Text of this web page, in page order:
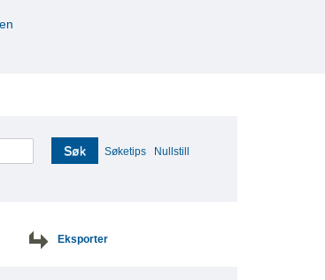
Søk Søketips Nullstill
Eksporter